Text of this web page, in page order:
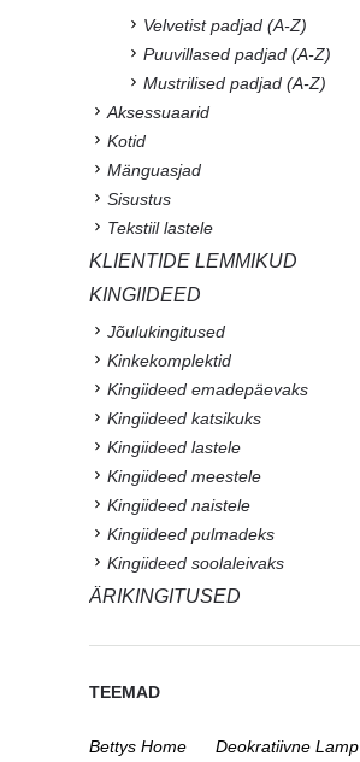
Velvetist padjad (A-Z)
Puuvillased padjad (A-Z)
Mustrilised padjad (A-Z)
Aksessuaarid
Kotid
Mänguasjad
Sisustus
Tekstiil lastele
KLIENTIDE LEMMIKUD
KINGIIDEED
Jõulukingitused
Kinkekomplektid
Kingiideed emadepäevaks
Kingiideed katsikuks
Kingiideed lastele
Kingiideed meestele
Kingiideed naistele
Kingiideed pulmadeks
Kingiideed soolaleivaks
ÄRIKINGITUSED
TEEMAD
Bettys Home
Deokratiivne Lamp